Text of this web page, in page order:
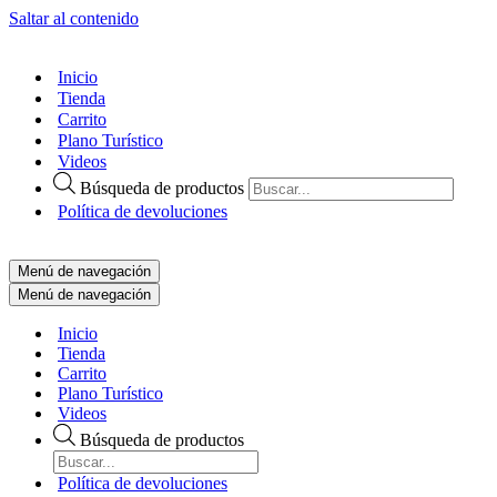
Saltar al contenido
Inicio
Tienda
Carrito
Plano Turístico
Videos
Búsqueda de productos
Política de devoluciones
Menú de navegación
Menú de navegación
Inicio
Tienda
Carrito
Plano Turístico
Videos
Búsqueda de productos
Política de devoluciones